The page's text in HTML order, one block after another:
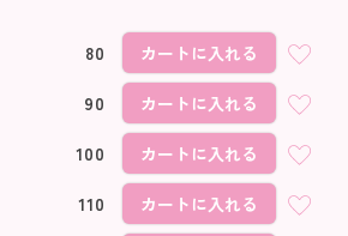
80 カートに入れる
90 カートに入れる
100 カートに入れる
110 カートに入れる